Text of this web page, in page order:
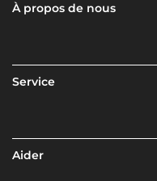
À propos de nous
Service
Aider